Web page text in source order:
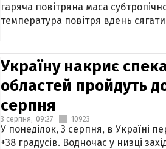
гаряча повітряна маса
температура повітря вдень
Україну накриє
областей пройдуть
серпня
3 серпня, 09:27 10923
У понеділок, 3 серпня, в Україні
+38 градусів. Водночас у низці